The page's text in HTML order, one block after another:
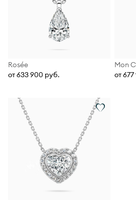
Rosée
от 633 900 руб.
Mon
от